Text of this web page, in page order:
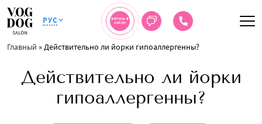
РУС
ЗАПИСЬ В
САЛОН
Главный »Действительно ли йорки гипоаллергенны?
Действительно ли йорки
гипоаллергенны?